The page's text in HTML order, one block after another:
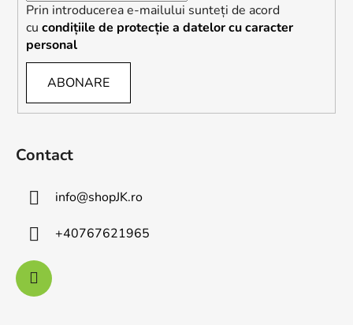
Prin introducerea e-mailului sunteți de acord
cu condițiile de protecție a datelor cu caracter
personal
ABONARE
Contact
info@shopJK.ro
+40767621965